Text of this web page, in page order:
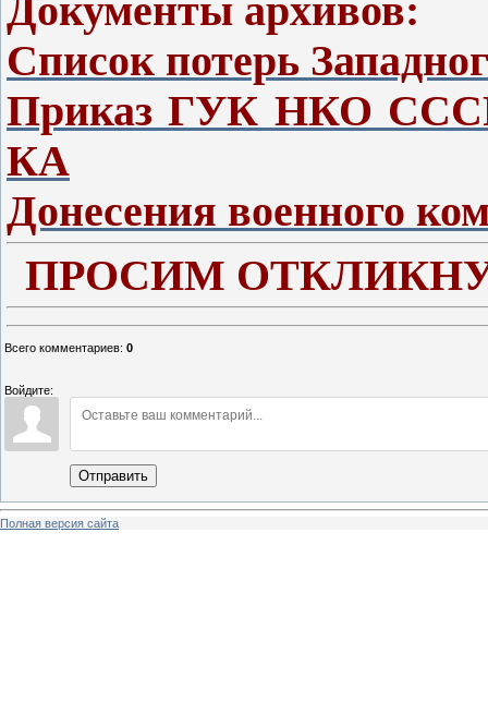
Документы архивов:
Список потерь
Приказ ГУК НКО СССР
КА
Донесения военного
ПРОСИМ
Всего комментариев: 0
Войдите:
Отправить
Полная версия сайта